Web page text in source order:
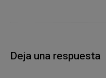
Deja una respuesta